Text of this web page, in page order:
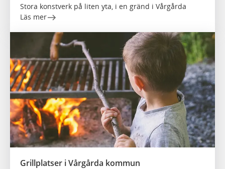
Stora konstverk på liten yta, i en gränd i Vårgårda
Läs mer
Grillplatser i Vårgårda kommun